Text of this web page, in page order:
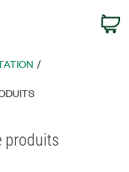
produits